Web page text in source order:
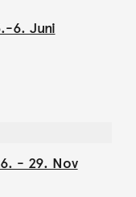
6. Juni
- 29. Nov